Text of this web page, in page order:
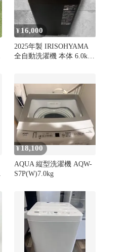
¥ 16,000
2025年製 IRISOHYAMA
全自動洗濯機 本体 6.0kg
¥18,100
AQUA 縦型洗濯機 AQW-
S7P(W)7.0kg